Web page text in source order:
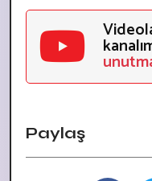
Paylaş